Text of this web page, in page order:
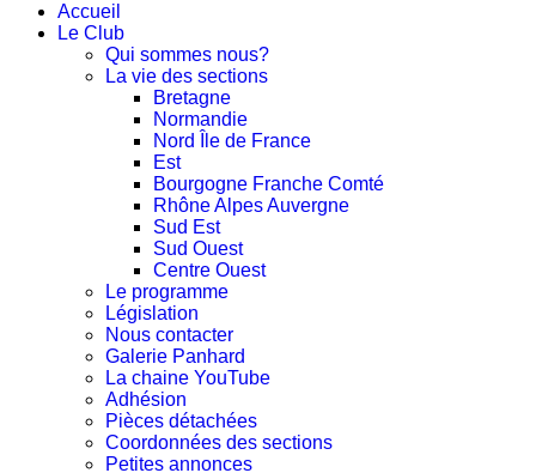
Accueil
Le Club
Qui sommes nous?
La vie des sections
Bretagne
Normandie
Nord Île de France
Est
Bourgogne Franche Comté
Rhône Alpes Auvergne
Sud Est
Sud Ouest
Centre Ouest
Le programme
Législation
Nous contacter
Galerie Panhard
La chaine YouTube
Adhésion
Pièces détachées
Coordonnées des sections
Petites annonces